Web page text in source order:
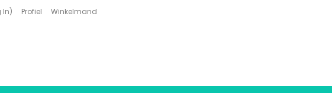
In) Profiel Winkelmand